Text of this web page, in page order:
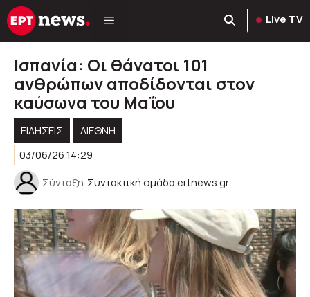
Μετάβαση
σε
Live TV
Ισπανία: Οι θάνατοι 101
ανθρώπων αποδίδονται στον
καύσωνα του Μαΐου
ΕΙΔΗΣΕΙΣ
ΔΙΕΘΝΗ
03/06/26 14:29
Σύνταξη Συντακτική ομάδα ertnews.gr